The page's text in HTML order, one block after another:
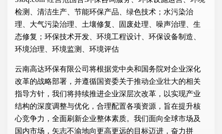
检测、清洁生产、节能环保产品、绿色技术；水污染治
理、大气污染治理、土壤修复、固废处理、噪声治理、生
态修复；环保技术开发、环境工程设计、环保设备制造、
环境治理、环境监测、环境评估
云南高达环保有限公司将根据党中央和国务院对企业深化
改革的战略部署，并遵循国资委关于推动企业壮大的相关
指导方针，我们将持续推进企业深层次改革，以实现产业
结构的深度调整与优化，合理配置各项资源，旨在提升核
心竞争力，全面刷新企业整体素质。我们面向全球市场及
国内市场，矢志不渝地向更高更远的目标迈进，奋力拼